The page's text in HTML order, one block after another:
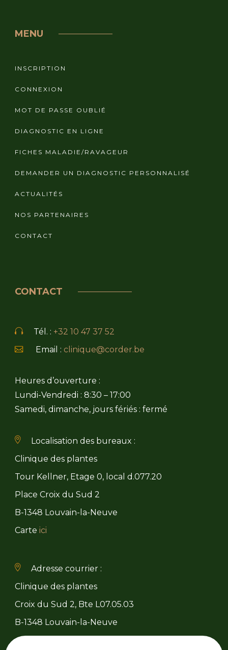
MENU
INSCRIPTION
CONNEXION
MOT DE PASSE OUBLIÉ
DIAGNOSTIC EN LIGNE
FICHES MALADIE/RAVAGEUR
DEMANDER UN DIAGNOSTIC PERSONNALISÉ
ACTUALITÉS
NOS PARTENAIRES
CONTACT
CONTACT
Tél. : +32 10 47 37 52
Email : clinique@corder.be
Heures d’ouverture :
Lundi-Vendredi : 8:30 – 17:00
Samedi, dimanche, jours fériés : fermé
Localisation des bureaux :
Clinique des plantes
Tour Kellner, Etage 0, local d.077.20
Place Croix du Sud 2
B-1348 Louvain-la-Neuve
Carte ici
Adresse courrier :
Clinique des plantes
Croix du Sud 2, Bte L07.05.03
B-1348 Louvain-la-Neuve